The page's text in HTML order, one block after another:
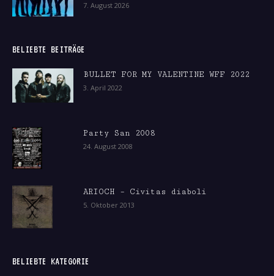
7. August 2026
BELIEBTE BEITRÄGE
BULLET FOR MY VALENTINE WFF 2022
3. April 2022
Party San 2008
24. August 2008
ARIOCH – Civitas diaboli
5. Oktober 2013
BELIEBTE KATEGORIE